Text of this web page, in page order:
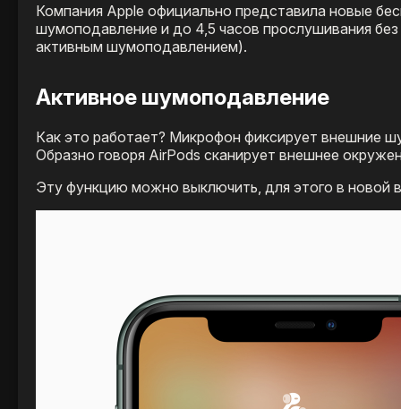
Компания Apple официально представила новые
шумоподавление и до 4,5 часов прослушивания
активным шумоподавлением).
Активное шумоподавление
Как это работает? Микрофон фиксирует внешние
Образно говоря AirPods сканирует внешнее
Эту функцию можно выключить, для этого в новой